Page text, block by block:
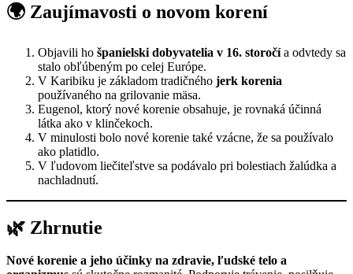
🌍 Zaujímavosti o novom korení
Objavili ho španielski dobyvatelia v 16. storočía odvtedy sa
stalo obľúbeným po celej Európe.
V Karibiku je základom tradičného jerk korenia
používaného na grilovanie mäsa.
Eugenol, ktorý nové korenie obsahuje, je rovnaká účinná
látka ako v klinčekoch.
V minulosti bolo nové korenie také vzácne, že sa používalo
ako platidlo.
V ľudovom liečiteľstve sa podávalo pri bolestiach žalúdka a
nachladnutí.
🌿 Zhrnutie
Nové korenie a jeho účinky na zdravie, ľudské telo a